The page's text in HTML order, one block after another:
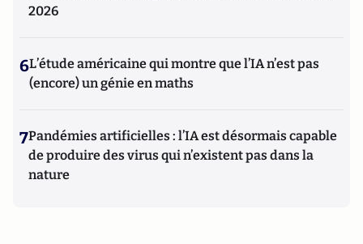
2026
6L’étude américaine qui montre que l’IA n’est pas
(encore) un génie en maths
7Pandémies artificielles : l’IA est désormais capable
de produire des virus qui n’existent pas dans la
nature